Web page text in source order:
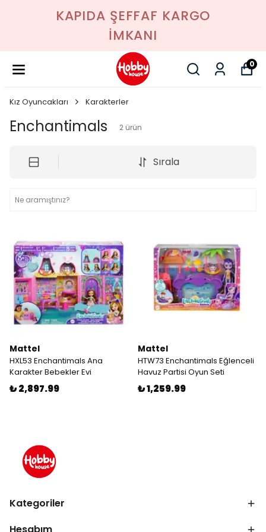
KAPIDA ŞEFFAF KARGO
İMKANI
0
Kız Oyuncakları Karakterler
Enchantimals 2 ürün
Sırala
Mattel
HXL53 Enchantimals Ana
Karakter Bebekler Evi
₺ 2,897.99
Mattel
HTW73 Enchantimals Eğlenceli
Havuz Partisi Oyun Seti
₺ 1,259.99
Kategoriler